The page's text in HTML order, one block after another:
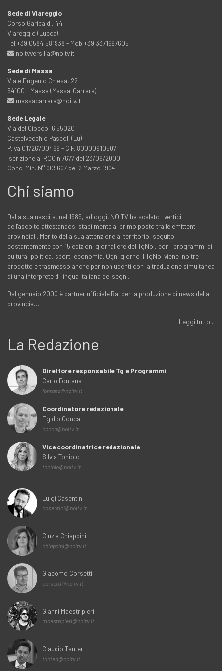
Sede di Viareggio
Corso Garibaldi, 44
Viareggio (Lucca)
Tel +39 0584 581938 - Mob +39 3371697605
noitvversilia@noitv.it
Sede di Massa
Viale Eugenio Chiesa, 22
54100 - Massa (Massa-Carrara)
massacarrara@noitv.it
Sede Legale
Via del Ciocco, 6 55020
Castelvecchio Pascoli (Lu)
P.iva 01726700469 - C.F. 80000910507
Iscrizione al ROC n.7677 del 23/09/2000
Conc. Min. N° 905667 del 2 Marzo 1994
Chi siamo
Dalla sua nascita, nel 1989, ad oggi, NOITV ha scalato i vertici
dell'ascolto attestandosi stabilmente al primo posto tra le emittenti
provinciali. Merito della sua attenzione al territorio, seguito
costantemente con 15 edizioni giornaliere del TgNoi, con i programmi di
cultura, politica, sport, economia. Ogni giorno il TgNoi viene inoltre
prodotto e trasmesso anche per non udenti con la traduzione simultanea
di una interprete di lingua italiana dei segni.
Dal gennaio 2000 è partner ufficiale Rai per la produzione di news della
provincia…
Leggi tutto...
La Redazione
Direttore responsabile Tg e Programmi
Carlo Fontana
fontana@noitv.it
Coordinatore redazionale
Egidio Conca
conca@noitv.it
Vice coordinatrice redazionale
Silvia Toniolo
toniolo@noitv.it
Luigi Casentini
casentini@noitv.it
Cinzia Chiappini
chiappini@noitv.it
Giacomo Corsetti
corsetti@noitv.it
Gianni Maestripieri
maestripieri@noitv.it
Claudio Tanteri
tanteri@noitv.it